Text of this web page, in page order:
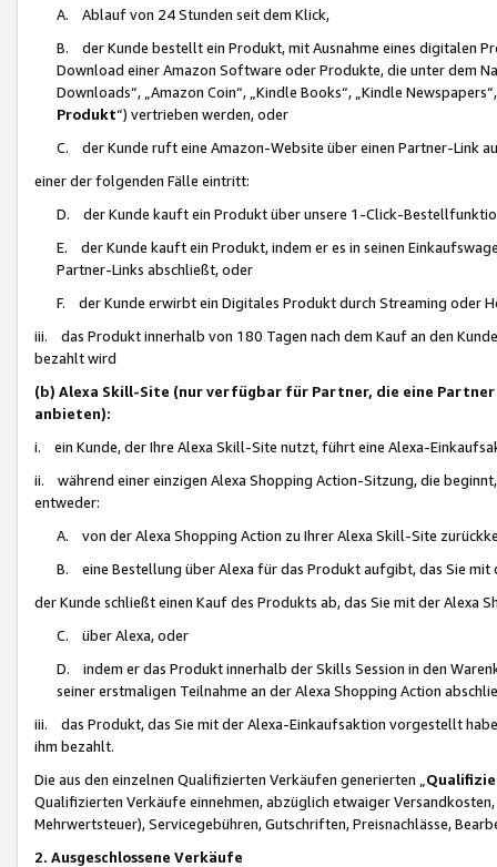
A. Ablauf von 24 Stunden seit dem Klick,
B. der Kunde bestellt ein Produkt, mit Ausnahme eines digitalen
Download einer Amazon Software oder Produkte, die unter dem
Downloads“, „Amazon Coin“, „Kindle Books“, „Kindle
Produkt“) vertrieben werden, oder
C. der Kunde ruft eine Amazon-Website über einen Partner-Link
einer der folgenden Fälle eintritt:
D. der Kunde kauft ein Produkt über unsere 1-Click-
E. der Kunde kauft ein Produkt, indem er es in seinen
Partner-Links abschließt, oder
F. der Kunde erwirbt ein Digitales Produkt durch Streaming oder
iii. das Produkt innerhalb von 180 Tagen nach dem Kauf an den
bezahlt wird
(b) Alexa Skill-Site (nur verfügbar für Partner, die eine
anbieten):
i. ein Kunde, der Ihre Alexa Skill-Site nutzt, führt eine Alexa-
ii. während einer einzigen Alexa Shopping Action-Sitzung, die
entweder:
A. von der Alexa Shopping Action zu Ihrer Alexa Skill-Site
B. eine Bestellung über Alexa für das Produkt aufgibt, das Sie mit
der Kunde schließt einen Kauf des Produkts ab, das Sie mit der Alexa
C. über Alexa, oder
D. indem er das Produkt innerhalb der Skills Session in den
seiner erstmaligen Teilnahme an der Alexa Shopping Action
iii. das Produkt, das Sie mit der Alexa-Einkaufsaktion vorgestellt
ihm bezahlt.
Die aus den einzelnen Qualifizierten Verkäufen generierten „
Qualifizierten Verkäufe einnehmen, abzüglich etwaiger
Mehrwertsteuer), Servicegebühren, Gutschriften, Preisnachlässe,
2. Ausgeschlossene Verkäufe